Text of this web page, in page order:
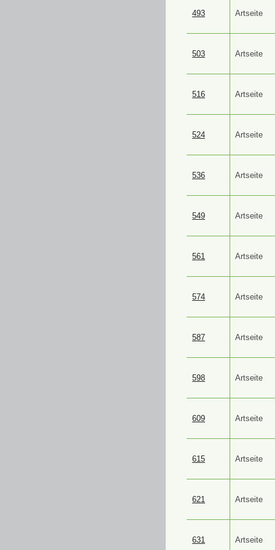
493 Artseite
503 Artseite
516 Artseite
524 Artseite
536 Artseite
549 Artseite
561 Artseite
574 Artseite
587 Artseite
598 Artseite
609 Artseite
615 Artseite
621 Artseite
631 Artseite